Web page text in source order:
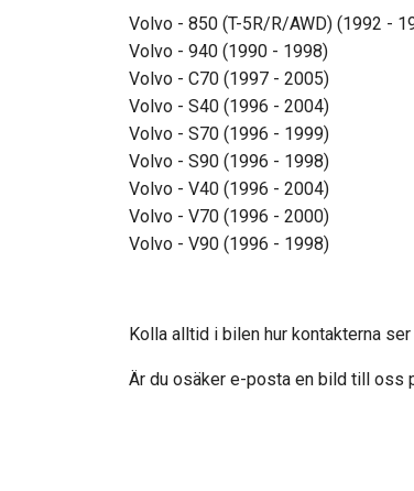
Volvo - 850 (T-5R/R/AWD) (1992 -
Volvo - 940 (1990 - 1998)
Volvo - C70 (1997 - 2005)
Volvo - S40 (1996 - 2004)
Volvo - S70 (1996 - 1999)
Volvo - S90 (1996 - 1998)
Volvo - V40 (1996 - 2004)
Volvo - V70 (1996 - 2000)
Volvo - V90 (1996 - 1998)
Kolla alltid i bilen hur kontakterna
Är du osäker e-posta en bild till oss